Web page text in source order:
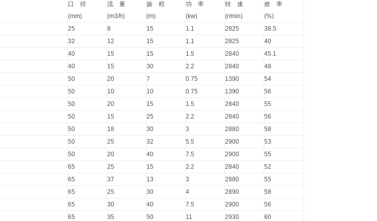
口 径
(mm)
流 量
(m3/h)
扬 程
(m)
功 率
(kw)
转 速
(r/min)
效 率
(%)
25 8 15 1.1 2825
38.5
32 12 15 1.1 2825
40
40 15 15 1.5 2840
45.1
40 15 30 2.2 2840
48
50 20 7 0.75 1390
54
50 10 10 0.75 1390
56
50 20 15 1.5 2840
55
50 15 25 2.2 2840
56
50 18 30 3 2880
58
50 25 32 5.5 2900
53
50 20 40 7.5 2900
55
65 25 15 2.2 2840
52
65 37 13 3 2880
55
65 25 30 4 2890
58
65 30 40 7.5 2900
56
65 35 50 11 2930
60